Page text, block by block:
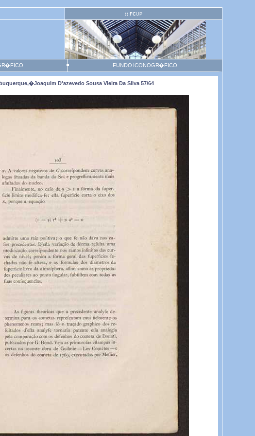
FCUP
FUNDO ICONOGR�FICO
D'azevedo Sousa Vieira Da Silva 57/64